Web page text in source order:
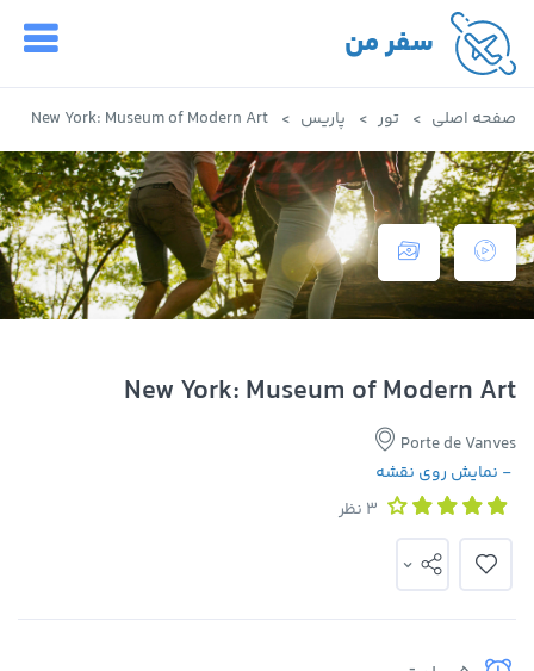
سفر من
صفحه اصلی تور پاریس
New York: Museum of Modern Art
Porte de Vanves
- نمایش روی نقشه
3 نظر